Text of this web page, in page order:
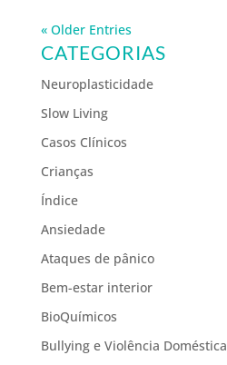
« Older Entries
CATEGORIAS
Neuroplasticidade
Slow Living
Casos Clínicos
Crianças
Índice
Ansiedade
Ataques de pânico
Bem-estar interior
BioQuímicos
Bullying e Violência Doméstica